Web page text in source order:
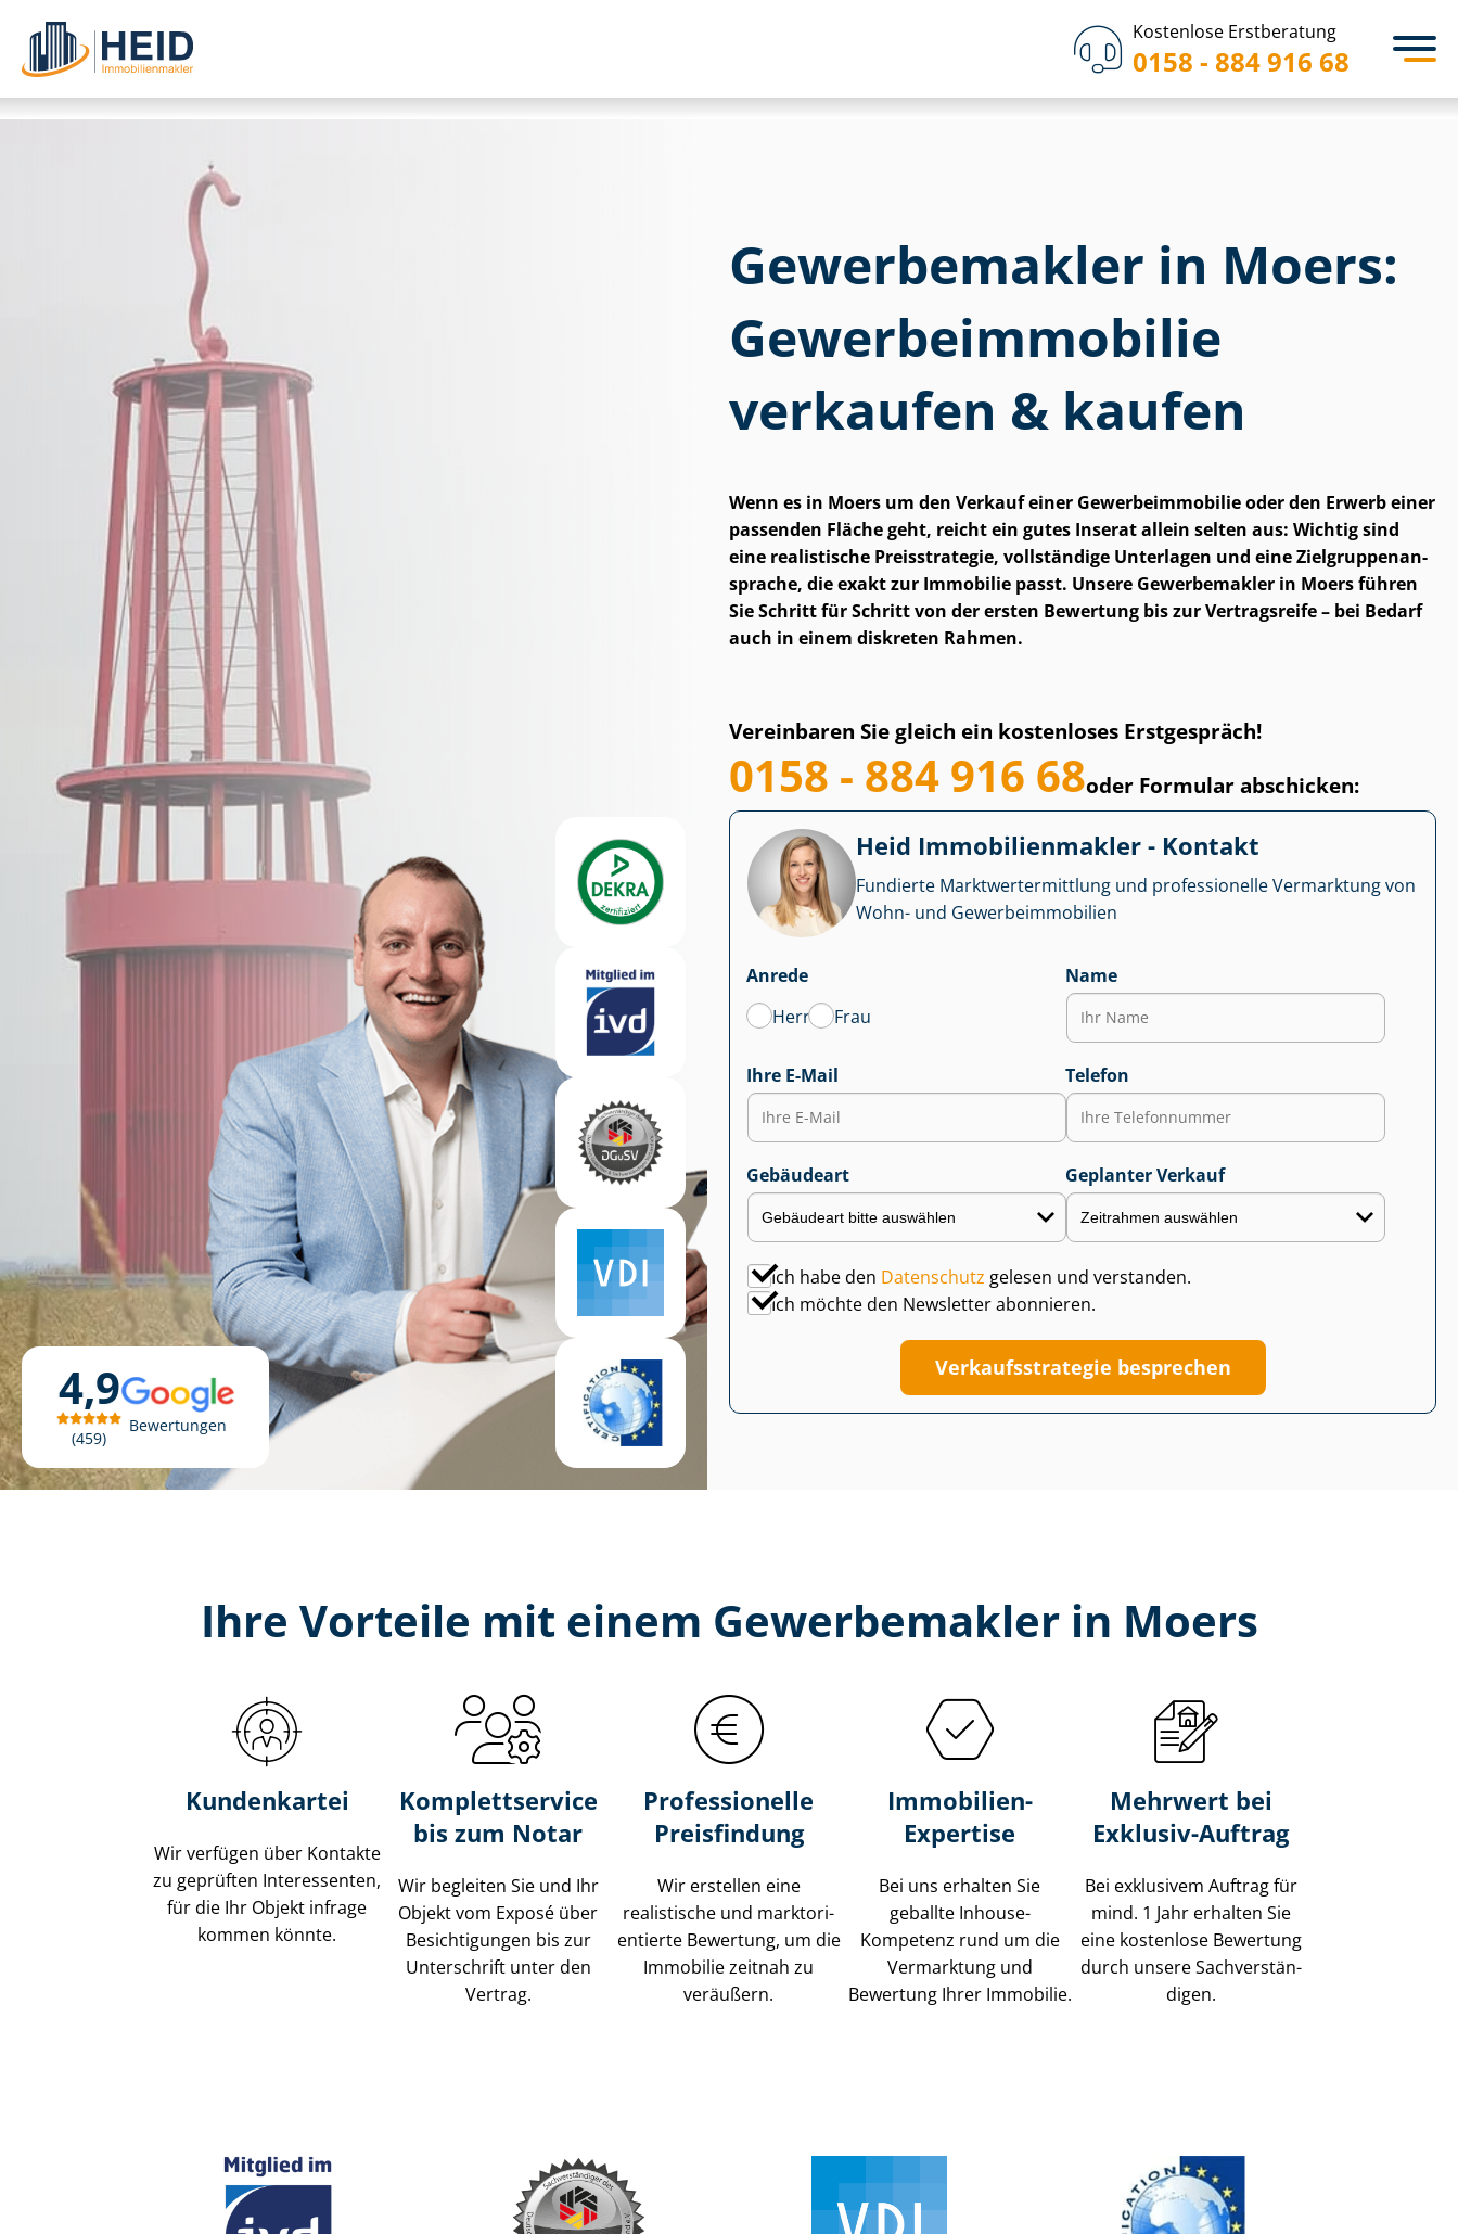
Kostenlose Erstberatung
0158 - 884 916 68
4,9
459
Bewertungen
Gewerbemakler in Moers:
Ge­wer­be­im­mo­bi­lie
verkaufen & kaufen
Wenn es in Moers um den Verkauf einer Ge­wer­be­im­mo­bi­lie oder den Erwerb einer
passenden Fläche geht, reicht ein gutes Inserat allein selten aus: Wichtig sind
eine realistische Preisstrategie, vollständige Unterlagen und eine Ziel­grup­pen­an­
spra­che, die exakt zur Immobilie passt. Unsere Gewerbemakler in Moers führen
Sie Schritt für Schritt von der ersten Bewertung bis zur Vertragsreife – bei Bedarf
auch in einem diskreten Rahmen.
Vereinbaren Sie gleich ein kostenloses Erstgespräch!
0158 - 884 916 68oder Formular abschicken:
Heid Im­mo­bi­li­en­mak­ler - Kontakt
Fundierte Markt­wert­ermitt­lung und professionelle Vermarktung von
Wohn- und Ge­wer­be­im­mo­bi­li­en
Anrede
Herr
Frau
Name
Ihre E-Mail Telefon
Gebäudeart Geplanter Verkauf
Ich habe den Datenschutz gelesen und verstanden.
Ich möchte den Newsletter abonnieren.
Ver­kaufs­stra­te­gie besprechen
Ihre Vorteile mit einem Gewerbemakler in Moers
Kundenkartei
Wir verfügen über Kontakte
zu geprüften Interessenten,
für die Ihr Objekt infrage
kommen könnte.
Komplettservice
bis zum Notar
Wir begleiten Sie und Ihr
Objekt vom Exposé über
Besichtigungen bis zur
Unterschrift unter den
Vertrag.
Professionelle
Preisfindung
Wir erstellen eine
realistische und markt­ori­
en­tier­te Bewertung, um die
Immobilie zeitnah zu
veräußern.
Immobilien-
Expertise
Bei uns erhalten Sie
geballte Inhouse-
Kompetenz rund um die
Vermarktung und
Bewertung Ihrer Immobilie.
Mehrwert bei
Exklusiv-Auftrag
Bei exklusivem Auftrag für
mind. 1 Jahr erhalten Sie
eine kostenlose Bewertung
durch unsere Sach­ver­stän­
di­gen.